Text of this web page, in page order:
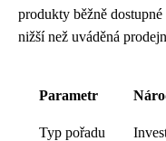
produkty běžně
nižší než uváděná
Parametr
Typ pořadu